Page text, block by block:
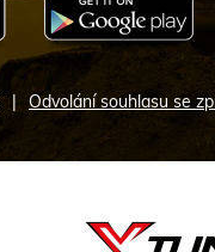
Odvolání souhlasu se